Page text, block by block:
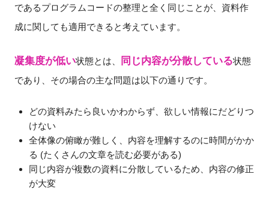
であるプログラムコードの整理と全く同じことが、資料作
成に関しても適用できると考えています。
凝集度が低い状態とは、 同じ内容が分散している状態
であり、その場合の主な問題は以下の通りです。
どの資料みたら良いかわからず、欲しい情報にだどりつ
けない
全体像の俯瞰が難しく、内容を理解するのに時間がかか
る (たくさんの文章を読む必要がある)
同じ内容が複数の資料に分散しているため、内容の修正
が大変